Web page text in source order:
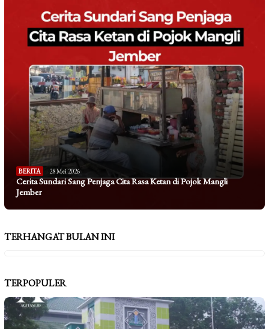
BERITA 28 Mei 2026
Cerita Sundari Sang Penjaga Cita Rasa Ketan di Pojok Mangli
Jember
TERHANGAT BULAN INI
TERPOPULER